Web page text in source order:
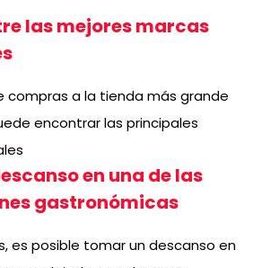
las mejores marcas
compras a la tienda más grande
encontrar las principales
en una de las
gastronómicas
es posible tomar un descanso en